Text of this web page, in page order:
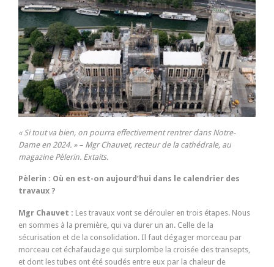
« Si tout va bien, on pourra effectivement rentrer dans Notre-
Dame en 2024. » – Mgr Chauvet, recteur de la cathédrale, au
magazine Pèlerin. Extaits.
Pèlerin : Où en est-on aujourd’hui dans le calendrier des
travaux ?
Mgr Chauvet : Les travaux vont se dérouler en trois étapes. Nous
en sommes à la première, qui va durer un an. Celle de la
sécurisation et de la consolidation. Il faut dégager morceau par
morceau cet échafaudage qui surplombe la croisée des transepts,
et dont les tubes ont été soudés entre eux par la chaleur de